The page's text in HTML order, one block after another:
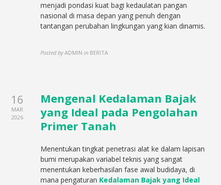
menjadi pondasi kuat bagi kedaulatan pangan
nasional di masa depan yang penuh dengan
tantangan perubahan lingkungan yang kian dinamis.
Posted by ADMIN in BERITA
16
MAR
2026
Mengenal Kedalaman Bajak
yang Ideal pada Pengolahan
Primer Tanah
Menentukan tingkat penetrasi alat ke dalam lapisan
bumi merupakan variabel teknis yang sangat
menentukan keberhasilan fase awal budidaya, di
mana pengaturan Kedalaman Bajak yang Ideal